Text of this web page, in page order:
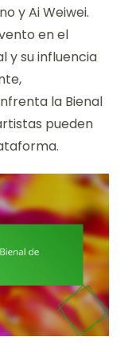
y Ai Weiwei.
en el
y su influencia
la Bienal
pueden